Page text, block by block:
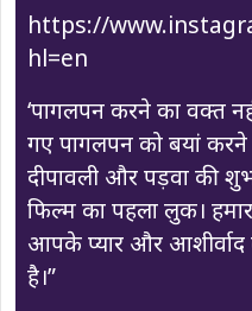
https://
hl=en
‘पागलपन करने का वक्त
गए पागलपन को बयां
दीपावली और पड़वा की
फिल्म का पहला लुक।
आपके प्यार और
है।”